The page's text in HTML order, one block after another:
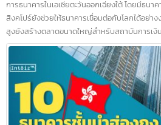
16
ก.ค.
5 ธนาคารชั้นนำในสิงคโปร์
ธนาคาร
สิงคโปร์เป็นศูนย์กลางทางการเงินระ
ปฏิบัติของรัฐบาลส่งผลให้ธนาคารต่างชาติจำ
ในสิงคโปร์ ยุทธศาสตร์ที่ตั้งและนโยบายที่น่าดึ
การธนาคารในเอเชียตะวันออกเฉียงใต้ โดยมี
สิงคโปร์ยังช่วยให้ธนาคารเชื่อมต่อกับโลกได้
สูงยังสร้างตลาดขนาดใหญ่สำหรับสถาบันการ